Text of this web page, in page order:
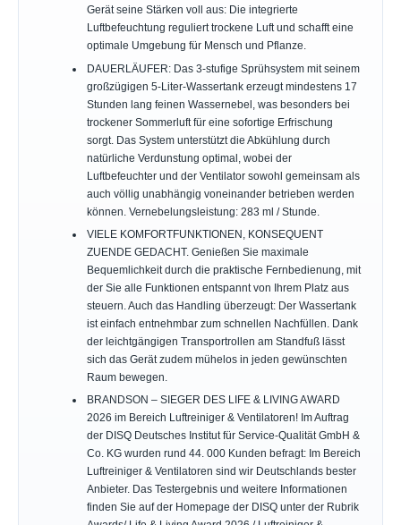
Gerät seine Stärken voll aus: Die integrierte
Luftbefeuchtung reguliert trockene Luft und schafft eine
optimale Umgebung für Mensch und Pflanze.
DAUERLÄUFER: Das 3-stufige Sprühsystem mit seinem
großzügigen 5-Liter-Wassertank erzeugt mindestens 17
Stunden lang feinen Wassernebel, was besonders bei
trockener Sommerluft für eine sofortige Erfrischung
sorgt. Das System unterstützt die Abkühlung durch
natürliche Verdunstung optimal, wobei der
Luftbefeuchter und der Ventilator sowohl gemeinsam als
auch völlig unabhängig voneinander betrieben werden
können. Vernebelungsleistung: 283 ml / Stunde.
VIELE KOMFORTFUNKTIONEN, KONSEQUENT
ZUENDE GEDACHT. Genießen Sie maximale
Bequemlichkeit durch die praktische Fernbedienung, mit
der Sie alle Funktionen entspannt von Ihrem Platz aus
steuern. Auch das Handling überzeugt: Der Wassertank
ist einfach entnehmbar zum schnellen Nachfüllen. Dank
der leichtgängigen Transportrollen am Standfuß lässt
sich das Gerät zudem mühelos in jeden gewünschten
Raum bewegen.
BRANDSON – SIEGER DES LIFE & LIVING AWARD
2026 im Bereich Luftreiniger & Ventilatoren! Im Auftrag
der DISQ Deutsches Institut für Service-Qualität GmbH &
Co. KG wurden rund 44. 000 Kunden befragt: Im Bereich
Luftreiniger & Ventilatoren sind wir Deutschlands bester
Anbieter. Das Testergebnis und weitere Informationen
finden Sie auf der Homepage der DISQ unter der Rubrik